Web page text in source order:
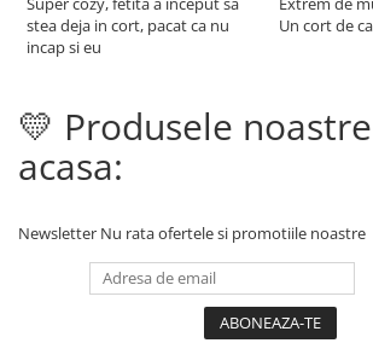
stea deja in cort, pacat ca nu
incap si eu
Un cort de
💛 Produsele
acasa:
Newsletter Nu rata ofertele si promotiile noastre